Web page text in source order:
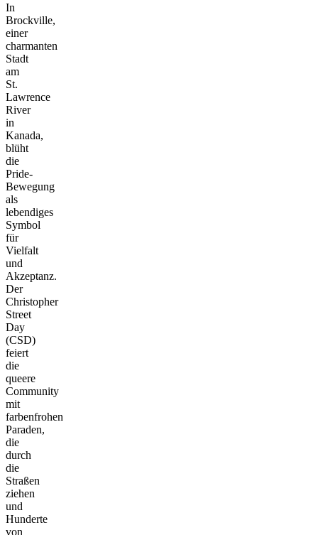
In
Brockville,
einer
charmanten
Stadt
am
St.
Lawrence
River
in
Kanada,
blüht
die
Pride-
Bewegung
als
lebendiges
Symbol
für
Vielfalt
und
Akzeptanz.
Der
Christopher
Street
Day
(CSD)
feiert
die
queere
Community
mit
farbenfrohen
Paraden,
die
durch
die
Straßen
ziehen
und
Hunderte
von